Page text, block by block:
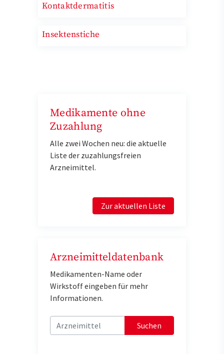
Kontaktdermatitis
Insektenstiche
Medikamente ohne
Zuzahlung
Alle zwei Wochen neu: die aktuelle
Liste der zuzahlungsfreien
Arzneimittel.
Zur aktuellen Liste
Arzneimitteldatenbank
Medikamenten-Name oder
Wirkstoff eingeben für mehr
Informationen.
Suchen